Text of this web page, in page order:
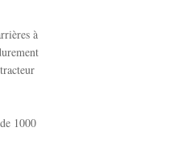
à
1000